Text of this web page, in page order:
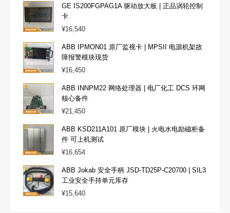
GE IS200FGPAG1A 驱动放大板 | 正品涡轮控制
卡
¥16,540
ABB IPMON01 原厂监视卡 | MPSII 电源机架故
障报警模块现货
¥16,450
ABB INNPM22 网络处理器 | 电厂化工 DCS 环网
核心备件
¥21,450
ABB KSD211A101 原厂模块 | 火电水电励磁柜备
件 可上机测试
¥16,654
ABB Jokab 安全手柄 JSD-TD25P-C20700 | SIL3
工业安全手持单元库存
¥15,640